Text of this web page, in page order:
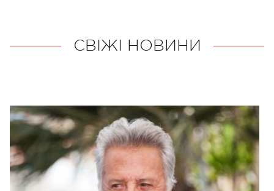
СВІЖІ НОВИНИ